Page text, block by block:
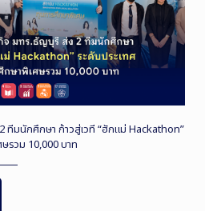
ทีมนักศึกษา ก้าวสู่เวที “ฮักแม่ Hackathon”
รวม 10,000 บาท